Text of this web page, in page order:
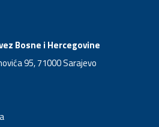
Bosne i Hercegovine
95, 71000 Sarajevo